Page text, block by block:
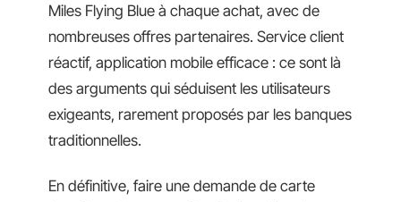
Miles Flying Blue à chaque achat, avec de
nombreuses offres partenaires. Service client
réactif, application mobile efficace : ce sont là
des arguments qui séduisent les utilisateurs
exigeants, rarement proposés par les banques
traditionnelles.
En définitive, faire une demande de carte